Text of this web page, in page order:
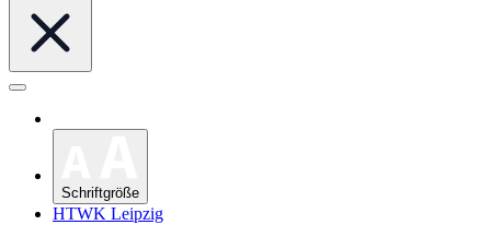
Schriftgröße
HTWK Leipzig